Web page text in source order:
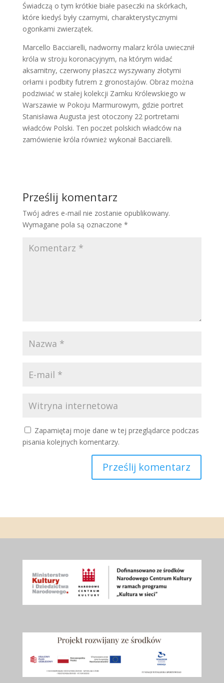
Świadczą o tym krótkie białe paseczki na skórkach,
które kiedyś były czarnymi, charakterystycznymi
ogonkami zwierzątek.
Marcello Bacciarelli, nadworny malarz króla uwiecznił
króla w stroju koronacyjnym, na którym widać
aksamitny, czerwony płaszcz wyszywany złotymi
orłami i podbity futrem z gronostajów. Obraz można
podziwiać w stałej kolekcji Zamku Królewskiego w
Warszawie w Pokoju Marmurowym, gdzie portret
Stanisława Augusta jest otoczony 22 portretami
władców Polski. Ten poczet polskich władców na
zamówienie króla również wykonał Bacciarelli.
Prześlij komentarz
Twój adres e-mail nie zostanie opublikowany.
Wymagane pola są oznaczone *
Zapamiętaj moje dane w tej przeglądarce podczas
pisania kolejnych komentarzy.